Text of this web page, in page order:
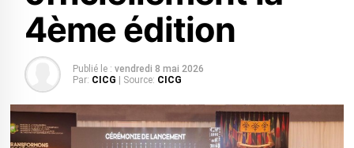
4ème édition
Publié le : vendredi 8 mai 2026
Par: CICG | Source: CICG